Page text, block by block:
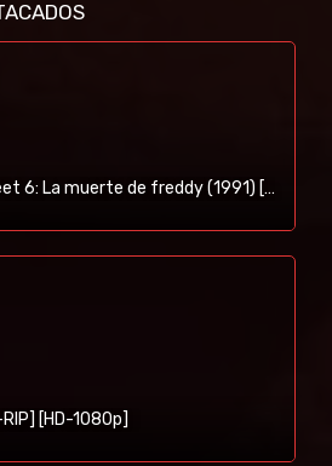
Pesadilla en Elm Street 6: La muerte de freddy (1991) [BR-RIP] [HD-1080p]
[HD-1080p]